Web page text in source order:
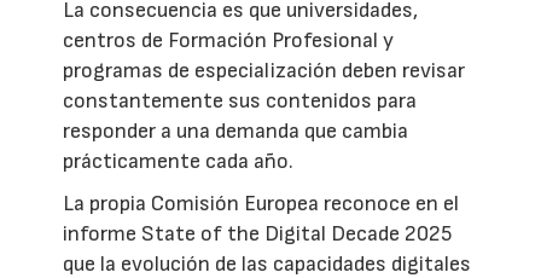
La consecuencia es que universidades,
centros de Formación Profesional y
programas de especialización deben revisar
constantemente sus contenidos para
responder a una demanda que cambia
prácticamente cada año.
La propia Comisión Europea reconoce en el
informe State of the Digital Decade 2025
que la evolución de las capacidades digitales